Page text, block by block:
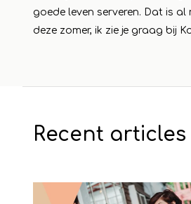
goede leven serveren. Dat is
deze zomer, ik zie je graag bij
Recent articles